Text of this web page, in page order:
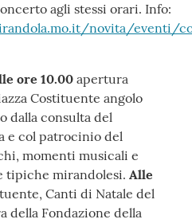
agli stessi orari. Info:
novita/eventi/
ore 10.00 apertura
Costituente angolo
dalla consulta del
e col patrocinio del
momenti musicali e
tipiche mirandolesi. Alle
Canti di Natale del
della Fondazione della